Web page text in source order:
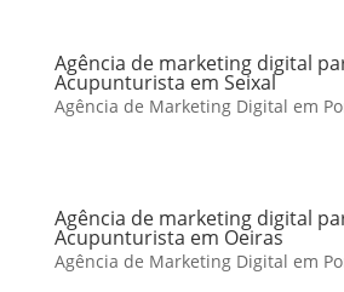
Agência de marketing digital
Acupunturista em Seixal
Agência de Marketing Digital em
Agência de marketing digital
Acupunturista em Oeiras
Agência de Marketing Digital em